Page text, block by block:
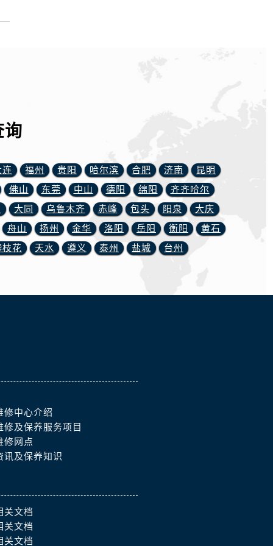
询
连 福州 贵阳 哈尔滨 合肥 济南
昆明
佛山 东莞 中山 德阳 绵阳
齐齐哈尔
大同 乌鲁木齐 赤峰 包头 阳泉
大庆
舟山 扬州 金华 洛阳 岳阳 衡阳
黄石
枝花 天水 遵义 泰州 盐城 台州
修中心介绍
修及保养服务项目
修网点
讯及保养知识
关文档
关文档
关文档